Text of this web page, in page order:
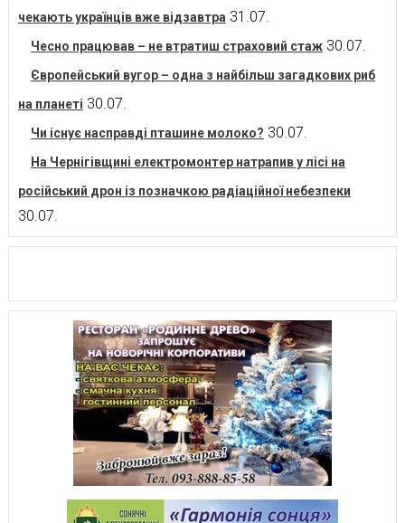
чекають українців вже відзавтра 31.07.
Чесно працював – не втратиш страховий стаж 30.07.
Європейський вугор – одна з найбільш загадкових риб
на планеті 30.07.
Чи існує насправді пташине молоко? 30.07.
На Чернігівщині електромонтер натрапив у лісі на
російський дрон із позначкою радіаційної небезпеки
30.07.